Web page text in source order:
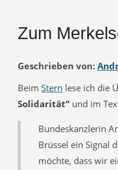
Zum
Geschrieben von:
Beim Stern lese ich die
Solidarität“ und im
Bundeskanzlerin
Brüssel ein Signal
möchte, dass wir